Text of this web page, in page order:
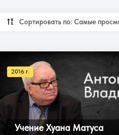
Сортировать по: Самые
2016 г.
Учение Хуана Матуса